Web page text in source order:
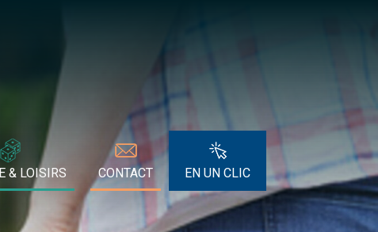
& LOISIRS CONTACT EN UN CLIC